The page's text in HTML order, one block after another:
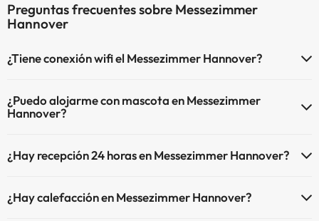
Preguntas frecuentes sobre Messezimmer
Hannover
¿Tiene conexión wifi el Messezimmer Hannover?
¿Puedo alojarme con mascota en Messezimmer
Hannover?
¿Hay recepción 24 horas en Messezimmer Hannover?
¿Hay calefacción en Messezimmer Hannover?